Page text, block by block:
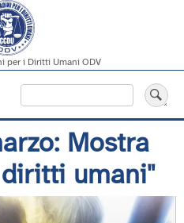
per i Diritti Umani ODV
Mostra
umani"